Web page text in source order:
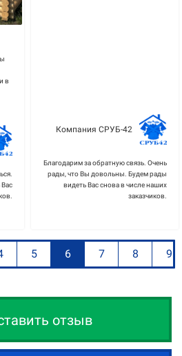
в
Компания СРУБ-42
Благодарим за обратную связь. Очень
рады, что Вы довольны. Будем рады
видеть Вас снова в числе наших
заказчиков.
5 6 7 8 9
отзыв